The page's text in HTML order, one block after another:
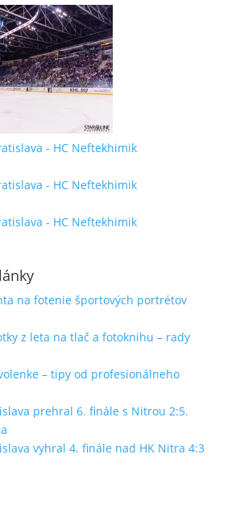
na fotenie športových portrétov
z leta na tlač a fotoknihu – rady
– tipy od profesionálneho
prehral 6. finále s Nitrou 2:5.
vyhral 4. finále nad HK Nitra 4:3